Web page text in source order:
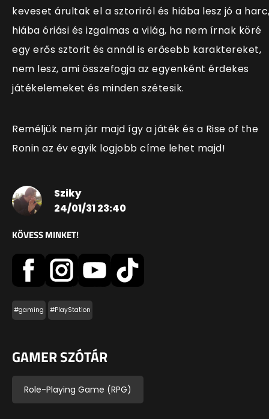
keveset árultak el a sztoriról és hiába lesz jó a
hiába óriási és izgalmas a világ, ha nem írnak köré
egy erős sztorit és annál is erősebb karaktereket,
nem lesz, ami összefogja az egyenként érdekes
játékelemeket és minden szétesik.
Reméljük nem jár majd így a játék és a Rise of the
Ronin az év egyik logjobb címe lehet majd!
Sziky
24/01/31 23:40
KÖVESS MINKET!
#gaming #PlayStation
GAMER SZÓTÁR
Role-Playing Game (RPG)